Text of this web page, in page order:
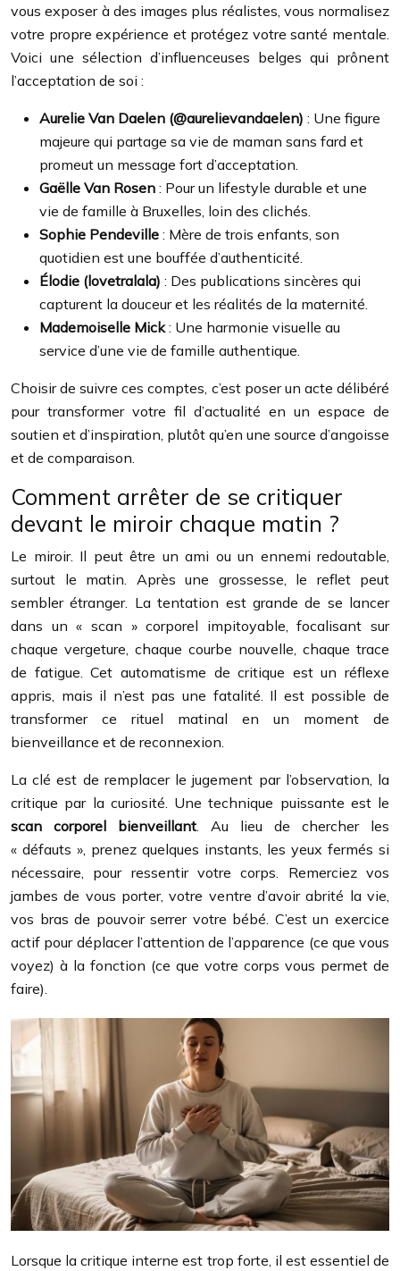
vous exposer à des images plus réalistes, vous normalisez
votre propre expérience et protégez votre santé mentale.
Voici une sélection d’influenceuses belges qui prônent
l’acceptation de soi :
Aurelie Van Daelen (@aurelievandaelen) : Une figure
majeure qui partage sa vie de maman sans fard et
promeut un message fort d’acceptation.
Gaëlle Van Rosen : Pour un lifestyle durable et une
vie de famille à Bruxelles, loin des clichés.
Sophie Pendeville : Mère de trois enfants, son
quotidien est une bouffée d’authenticité.
Élodie (lovetralala) : Des publications sincères qui
capturent la douceur et les réalités de la maternité.
Mademoiselle Mick: Une harmonie visuelle au
service d’une vie de famille authentique.
Choisir de suivre ces comptes, c’est poser un acte délibéré
pour transformer votre fil d’actualité en un espace de
soutien et d’inspiration, plutôt qu’en une source d’angoisse
et de comparaison.
Comment arrêter de se critiquer
devant le miroir chaque matin ?
Le miroir. Il peut être un ami ou un ennemi redoutable,
surtout le matin. Après une grossesse, le reflet peut
sembler étranger. La tentation est grande de se lancer
dans un « scan » corporel impitoyable, focalisant sur
chaque vergeture, chaque courbe nouvelle, chaque trace
de fatigue. Cet automatisme de critique est un réflexe
appris, mais il n’est pas une fatalité. Il est possible de
transformer ce rituel matinal en un moment de
bienveillance et de reconnexion.
La clé est de remplacer le jugement par l’observation, la
critique par la curiosité. Une technique puissante est le
scan corporel bienveillant . Au lieu de chercher les
« défauts », prenez quelques instants, les yeux fermés si
nécessaire, pour ressentir votre corps. Remerciez vos
jambes de vous porter, votre ventre d’avoir abrité la vie,
vos bras de pouvoir serrer votre bébé. C’est un exercice
actif pour déplacer l’attention de l’apparence (ce que vous
voyez) à la fonction (ce que votre corps vous permet de
faire).
Lorsque la critique interne est trop forte, il est essentiel de